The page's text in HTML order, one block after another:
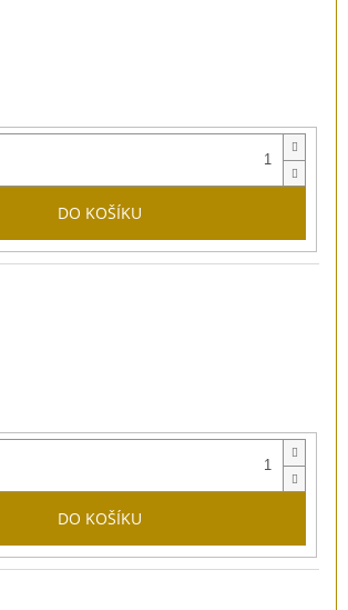
DO KOŠÍKU
DO KOŠÍKU